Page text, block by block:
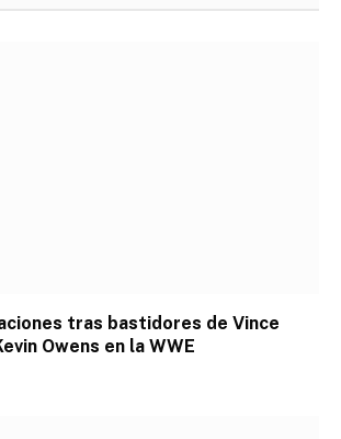
tras bastidores de Vince
Owens en la WWE